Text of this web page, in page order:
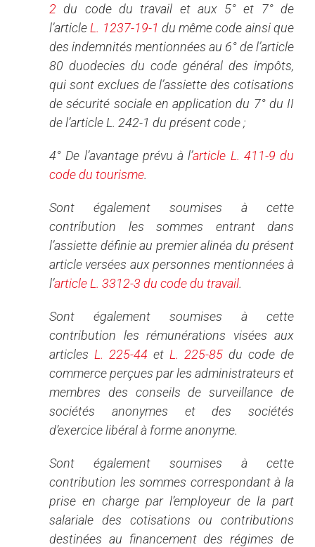
2du code du travail et aux 5° et 7° de
l’article L. 1237-19-1 du même code ainsi que
des indemnités mentionnées au 6° de l’article
80 duodecies du code général des impôts,
qui sont exclues de l’assiette des cotisations
de sécurité sociale en application du 7° du II
de l’article L. 242-1 du présent code ;
4° De l’avantage prévu à l’article L. 411-9 du
code du tourisme.
Sont également soumises à cette
contribution les sommes entrant dans
l’assiette définie au premier alinéa du présent
article versées aux personnes mentionnées à
l’article L. 3312-3 du code du travail.
Sont également soumises à cette
contribution les rémunérations visées aux
articles L. 225-44 et L. 225-85 du code de
commerce perçues par les administrateurs et
membres des conseils de surveillance de
sociétés anonymes et des sociétés
d’exercice libéral à forme anonyme.
Sont également soumises à cette
contribution les sommes correspondant à la
prise en charge par l’employeur de la part
salariale des cotisations ou contributions
destinées au financement des régimes de